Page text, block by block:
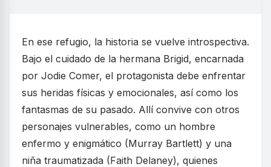
En ese refugio, la historia se vuelve introspectiva.
Bajo el cuidado de la hermana Brigid, encarnada
por Jodie Comer, el protagonista debe enfrentar
sus heridas físicas y emocionales, así como los
fantasmas de su pasado. Allí convive con otros
personajes vulnerables, como un hombre
enfermo y enigmático (Murray Bartlett) y una
niña traumatizada (Faith Delaney), quienes